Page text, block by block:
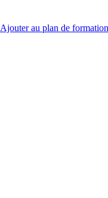
Ajouter au plan de formation